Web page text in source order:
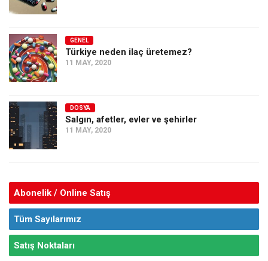
GENEL
Türkiye neden ilaç üretemez?
11 MAY, 2020
DOSYA
Salgın, afetler, evler ve şehirler
11 MAY, 2020
Abonelik / Online Satış
Tüm Sayılarımız
Satış Noktaları